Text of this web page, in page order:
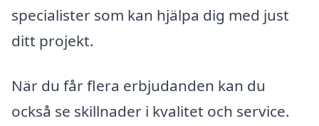
specialister som kan hjälpa dig med just
ditt projekt.
När du får flera erbjudanden kan du
också se skillnader i kvalitet och service.